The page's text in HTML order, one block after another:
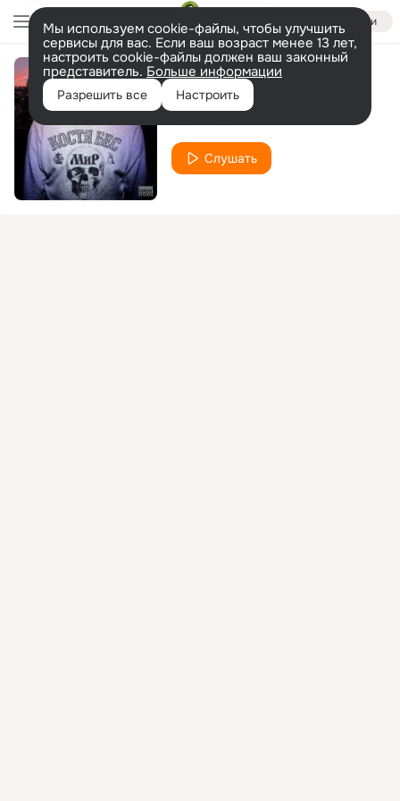
Войти
Мы используем cookie-файлы, чтобы улучшить
сервисы для вас. Если ваш возраст менее 13 лет,
настроить cookie-файлы должен ваш законный
представитель. Больше информации
Разрешить все Настроить
Качай
Слушать